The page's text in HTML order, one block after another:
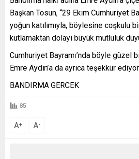
Başkan Tosun, “29 Ekim Cumhuriyet
yoğun katılımıyla, böylesine coşkulu
kutlamaktan dolayı büyük mutluluk
Cumhuriyet Bayramı’nda böyle güzel
Emre Aydın’a da ayrıca teşekkür
BANDIRMA GERCEK
85
A+ A-